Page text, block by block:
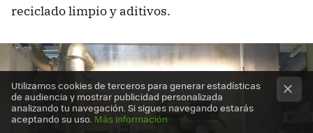
reciclado limpio y aditivos.
Utilizamos cookies de terceros para generar estadísticas
de audiencia y mostrar publicidad personalizada
analizando tu navegación. Si sigues navegando estarás
aceptando su uso. Más información